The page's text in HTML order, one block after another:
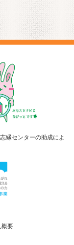
縁センターの助成によ
概要